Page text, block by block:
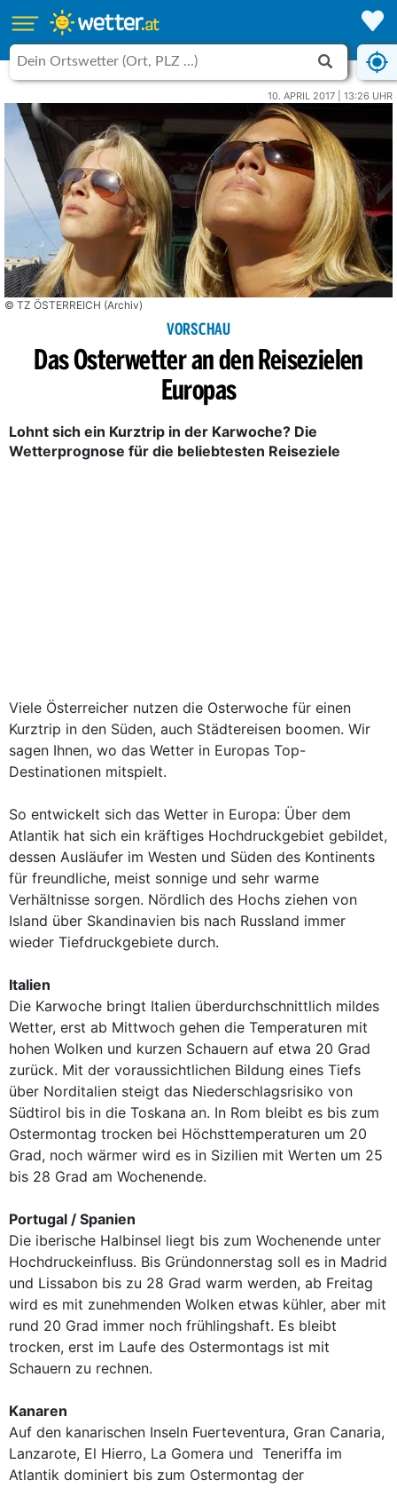
10. APRIL 2017 | 13:26 UHR
© TZ ÖSTERREICH (Archiv)
VORSCHAU
Das Osterwetter an den Reisezielen
Europas
Lohnt sich ein Kurztrip in der Karwoche? Die
Wetterprognose für die beliebtesten Reiseziele
Viele Österreicher nutzen die Osterwoche für einen
Kurztrip in den Süden, auch Städtereisen boomen. Wir
sagen Ihnen, wo das Wetter in Europas Top-
Destinationen mitspielt.
So entwickelt sich das Wetter in Europa: Über dem
Atlantik hat sich ein kräftiges Hochdruckgebiet gebildet,
dessen Ausläufer im Westen und Süden des Kontinents
für freundliche, meist sonnige und sehr warme
Verhältnisse sorgen. Nördlich des Hochs ziehen von
Island über Skandinavien bis nach Russland immer
wieder Tiefdruckgebiete durch.
Italien
Die Karwoche bringt Italien überdurchschnittlich mildes
Wetter, erst ab Mittwoch gehen die Temperaturen mit
hohen Wolken und kurzen Schauern auf etwa 20 Grad
zurück. Mit der voraussichtlichen Bildung eines Tiefs
über Norditalien steigt das Niederschlagsrisiko von
Südtirol bis in die Toskana an. In Rom bleibt es bis zum
Ostermontag trocken bei Höchsttemperaturen um 20
Grad, noch wärmer wird es in Sizilien mit Werten um 25
bis 28 Grad am Wochenende.
Portugal / Spanien
Die iberische Halbinsel liegt bis zum Wochenende unter
Hochdruckeinfluss. Bis Gründonnerstag soll es in Madrid
und Lissabon bis zu 28 Grad warm werden, ab Freitag
wird es mit zunehmenden Wolken etwas kühler, aber mit
rund 20 Grad immer noch frühlingshaft. Es bleibt
trocken, erst im Laufe des Ostermontags ist mit
Schauern zu rechnen.
Kanaren
Auf den kanarischen Inseln Fuerteventura, Gran Canaria,
Lanzarote, El Hierro, La Gomera und Teneriffa im
Atlantik dominiert bis zum Ostermontag der